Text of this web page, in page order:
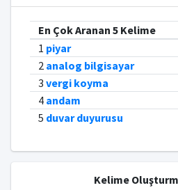
En Çok Aranan 5 Kelime
1 piyar
2 analog bilgisayar
3 vergi koyma
4 andam
5 duvar duyurusu
Kelime